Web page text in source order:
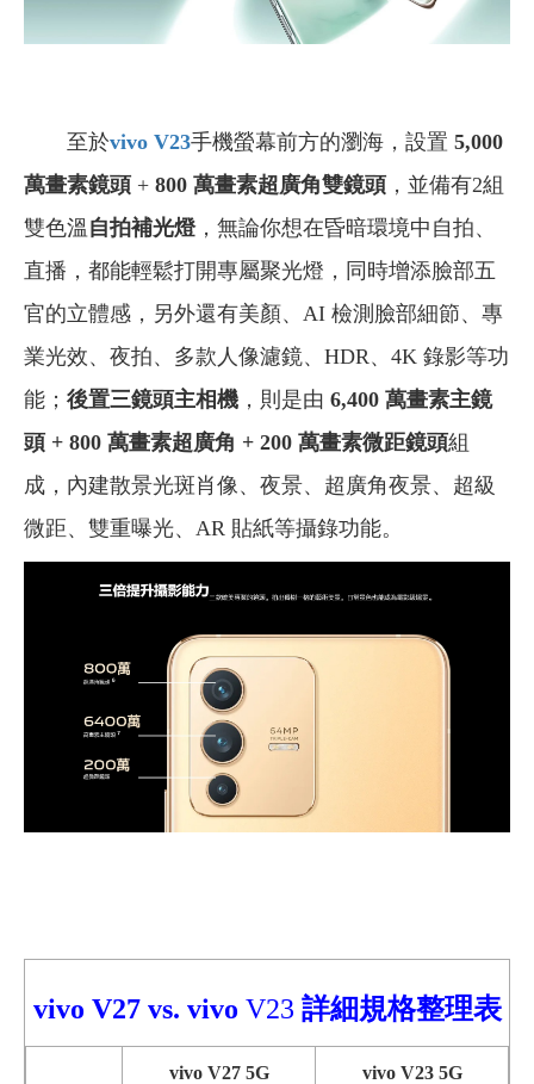
至於vivo V23手機螢幕前方的瀏海，設置 5,000
萬畫素鏡頭 + 800 萬畫素超廣角雙鏡頭 ，並備有2組
雙色溫 自拍補光燈，無論你想在昏暗環境中自拍、
直播，都能輕鬆打開專屬聚光燈，同時增添臉部五
官的立體感，另外還有美顏、AI 檢測臉部細節、專
業光效、夜拍、多款人像濾鏡、HDR、4K 錄影等功
能； 後置三鏡頭主相機 ，則是由 6,400 萬畫素主鏡
頭 + 800 萬畫素超廣角 + 200 萬畫素微距鏡頭組
成，內建散景光斑肖像、夜景、超廣角夜景、超級
微距、雙重曝光、AR 貼紙等攝錄功能。
vivo V27 vs. vivo V23 詳細規格整理表
vivo V27 5G vivo V23 5G